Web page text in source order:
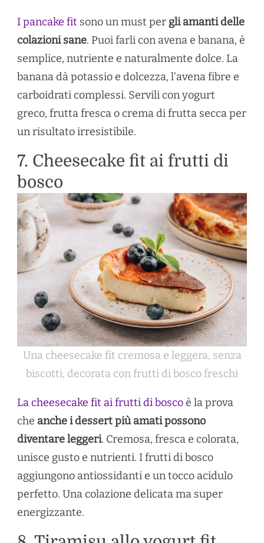
I pancake fit sono un must per gli amanti delle
colazioni sane. Puoi farli con avena e banana, è
semplice, nutriente e naturalmente dolce. La
banana dà potassio e dolcezza, l’avena fibre e
carboidrati complessi. Servili con yogurt
greco, frutta fresca o crema di frutta secca per
un risultato irresistibile.
7. Cheesecake fit ai frutti di
bosco
Una cheesecake fit cremosa e leggera, senza
biscotti, decorata con frutti di bosco freschi
La cheesecake fit ai frutti di bosco è la prova
che anche i dessert più amati possono
diventare leggeri. Cremosa, fresca e colorata,
unisce gusto e nutrienti. I frutti di bosco
aggiungono antiossidanti e un tocco acidulo
perfetto. Una colazione delicata ma super
energizzante.